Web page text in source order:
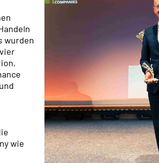
wurden
wie